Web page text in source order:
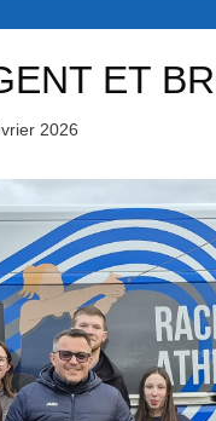
ET
2026